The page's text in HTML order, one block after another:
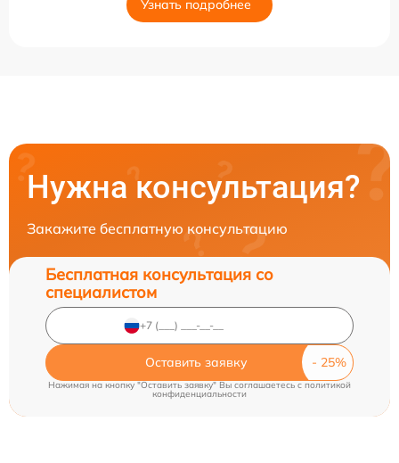
Узнать подробнее
Нужна консультация?
Закажите бесплатную консультацию
Бесплатная консультация со
специалистом
Оставить заявку
Нажимая на кнопку "Оставить заявку" Вы соглашаетесь cполитикой
конфиденциальности